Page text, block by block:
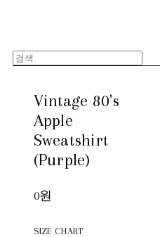
Vintage 80's
Apple
Sweatshirt
(Purple)
0원
SIZE CHART